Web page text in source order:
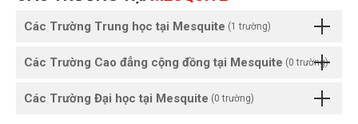
Các Trường Trung học tại Mesquite (1 trường)
Các Trường Cao đẳng cộng đồng tại Mesquite (0 trường)
Các Trường Đại học tại Mesquite (0 trường)